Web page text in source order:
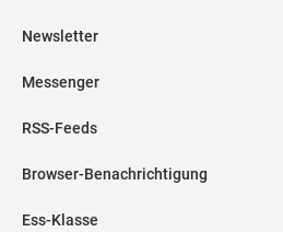
Newsletter
Messenger
RSS-Feeds
Browser-Benachrichtigung
Ess-Klasse